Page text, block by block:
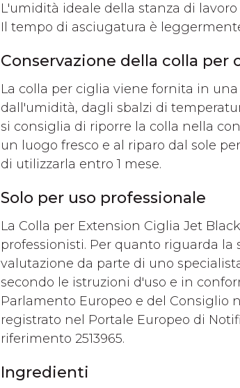
L'umidità ideale della stanza di
Il tempo di asciugatura è
Conservazione della colla per
La colla per ciglia viene fornita in
dall'umidità, dagli sbalzi di
si consiglia di riporre la colla nella
un luogo fresco e al riparo dal sole
di utilizzarla entro 1 mese.
Solo per uso professionale
La Colla per Extension Ciglia Jet
professionisti. Per quanto riguarda
valutazione da parte di uno
secondo le istruzioni d'uso e in
Parlamento Europeo e del Consiglio
registrato nel Portale Europeo di
riferimento 2513965.
Ingredienti